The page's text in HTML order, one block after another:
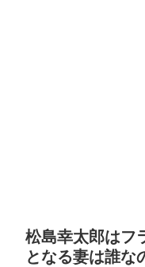
松島幸太郎はフ
となる妻は誰な